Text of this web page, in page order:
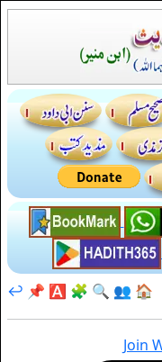
🏠
👥
🔍
🧩
🅰️
📌
↩️
Join